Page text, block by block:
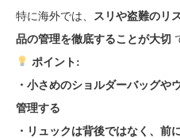
特に海外では、
スリや盗難のリ
品の管理を徹底することが大切
ポイント:
・小さめのショルダーバッグや
管理する
・リュックは背後ではなく、前